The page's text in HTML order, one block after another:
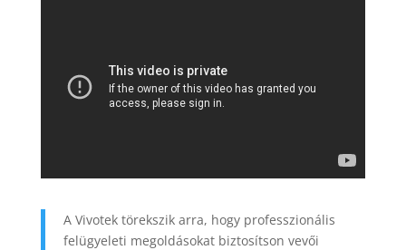
A Vivotek törekszik arra, hogy professzionális
felügyeleti megoldásokat biztosítson vevői